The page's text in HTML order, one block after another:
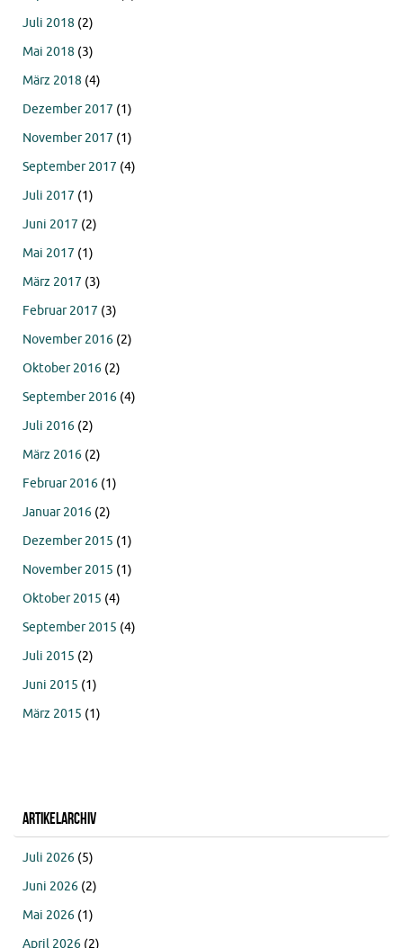
Juli 2018 (2)
Mai 2018 (3)
März 2018 (4)
Dezember 2017 (1)
November 2017 (1)
September 2017 (4)
Juli 2017 (1)
Juni 2017 (2)
Mai 2017 (1)
März 2017 (3)
Februar 2017 (3)
November 2016 (2)
Oktober 2016 (2)
September 2016 (4)
Juli 2016 (2)
März 2016 (2)
Februar 2016 (1)
Januar 2016 (2)
Dezember 2015 (1)
November 2015 (1)
Oktober 2015 (4)
September 2015 (4)
Juli 2015 (2)
Juni 2015 (1)
März 2015 (1)
Artikelarchiv
Juli 2026 (5)
Juni 2026 (2)
Mai 2026 (1)
April 2026 (2)